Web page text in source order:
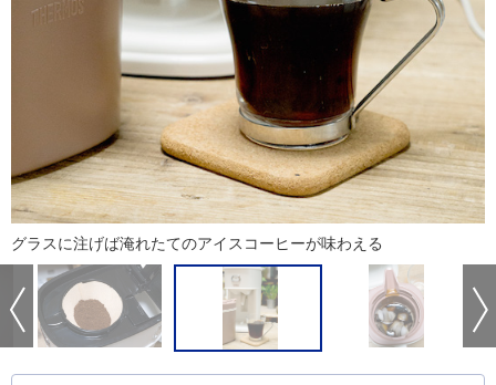
グラスに注げば淹れたてのアイスコーヒーが味わえる